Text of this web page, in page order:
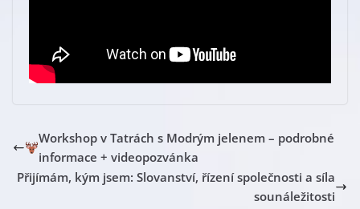
Workshop v Tatrách s Modrým jelenem – podrobné
informace + videopozvánka
Přijímám, kým jsem: Slovanství, řízení společnosti a síla
sounáležitosti